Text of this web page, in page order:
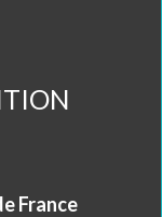
France